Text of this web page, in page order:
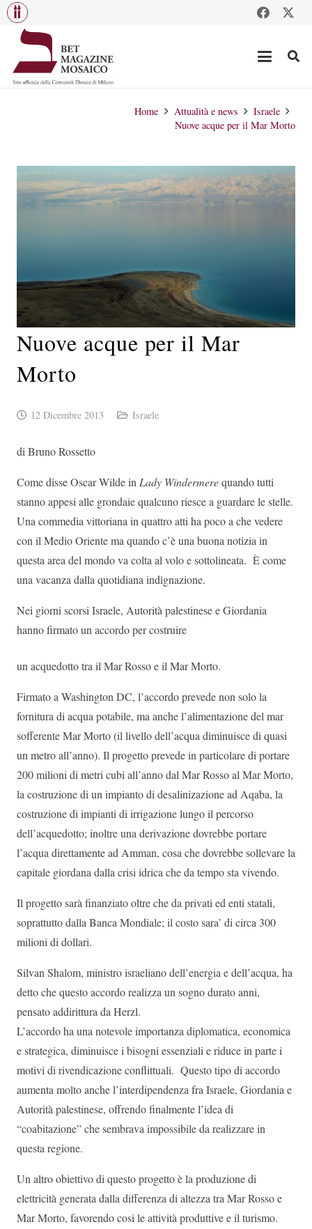
Home Attualità e news
Israele
Nuove acque per il Mar Morto
Nuove acque per il Mar
Morto
12 Dicembre 2013 Israele
di Bruno Rossetto
Come disse Oscar Wilde inLady Windermerequando tutti
stanno appesi alle grondaie qualcuno riesce a guardare le stelle.
Una commedia vittoriana in quattro atti ha poco a che vedere
con il Medio Oriente ma quando c’è una buona notizia in
questa area del mondo va colta al volo e sottolineata. È come
una vacanza dalla quotidiana indignazione.
Nei giorni scorsi Israele, Autorità palestinese e Giordania
hanno firmato un accordo per costruire
un acquedotto tra il Mar Rosso e il Mar Morto.
Firmato a Washington DC, l’accordo prevede non solo la
fornitura di acqua potabile, ma anche l’alimentazione del mar
sofferente Mar Morto (il livello dell’acqua diminuisce di quasi
un metro all’anno). Il progetto prevede in particolare di portare
200 milioni di metri cubi all’anno dal Mar Rosso al Mar Morto,
la costruzione di un impianto di desalinizazione ad Aqaba, la
costruzione di impianti di irrigazione lungo il percorso
dell’acquedotto; inoltre una derivazione dovrebbe portare
l’acqua direttamente ad Amman, cosa che dovrebbe sollevare la
capitale giordana dalla crisi idrica che da tempo sta vivendo.
Il progetto sarà finanziato oltre che da privati ed enti statali,
soprattutto dalla Banca Mondiale; il costo sara’ di circa 300
milioni di dollari.
Silvan Shalom, ministro israeliano dell’energia e dell’acqua, ha
detto che questo accordo realizza un sogno durato anni,
pensato addirittura da Herzl.
L’accordo ha una notevole importanza diplomatica, economica
e strategica, diminuisce i bisogni essenziali e riduce in parte i
motivi di rivendicazione conflittuali. Questo tipo di accordo
aumenta molto anche l’interdipendenza fra Israele, Giordania e
Autorità palestinese, offrendo finalmente l’idea di
“coabitazione” che sembrava impossibile da realizzare in
questa regione.
Un altro obiettivo di questo progetto è la produzione di
elettricità generata dalla differenza di altezza tra Mar Rosso e
Mar Morto, favorendo cosi le attività produttive e il turismo.